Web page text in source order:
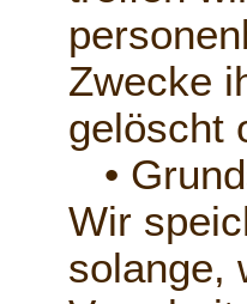
Zwecke
gelöscht
•
Wir
solange,